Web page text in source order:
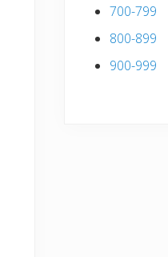
700-799
800-899
900-999